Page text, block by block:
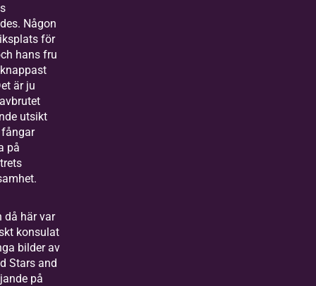
Någon
för
hans fru
är ju
utsikt
på
då här var
konsulat
bilder av
Stars and
på